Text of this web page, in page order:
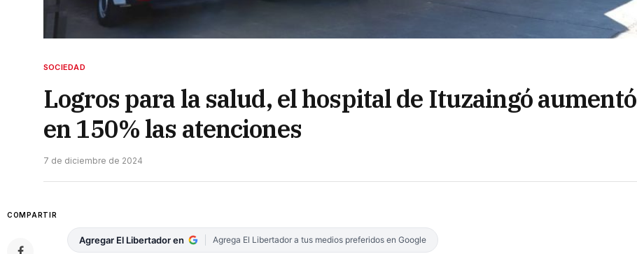
SOCIEDAD
Logros para la salud, el hospital de Ituzaingó aumentó
en 150% las atenciones
7 de diciembre de 2024
COMPARTIR
Agregar El Libertador en Agrega El Libertador a tus medios preferidos en Google